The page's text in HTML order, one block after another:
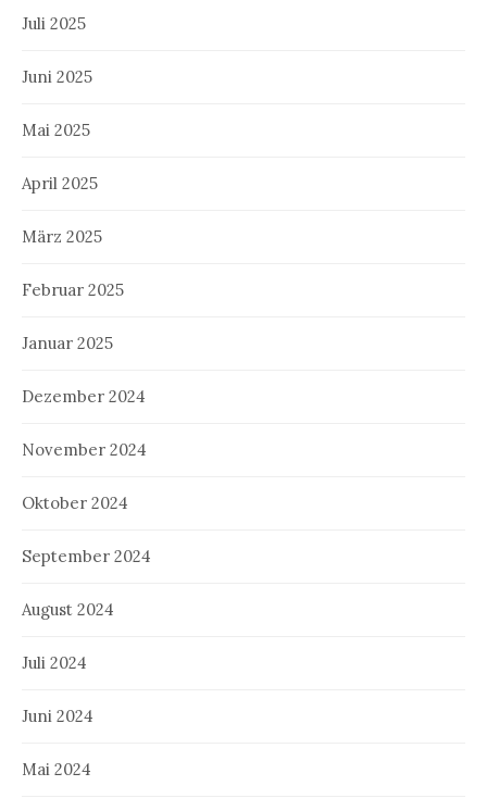
Juli 2025
Juni 2025
Mai 2025
April 2025
März 2025
Februar 2025
Januar 2025
Dezember 2024
November 2024
Oktober 2024
September 2024
August 2024
Juli 2024
Juni 2024
Mai 2024